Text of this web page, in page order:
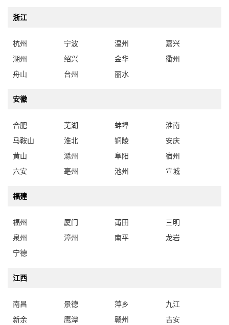
浙江
杭州 宁波 温州
嘉兴
湖州
绍兴 金华
衢州
舟山
台州 丽水
安徽
合肥 芜湖 蚌埠
淮南
马鞍山
淮北 铜陵
安庆
黄山
滁州 阜阳
宿州
六安
亳州 池州 宣城
福建
福州 厦门 莆田
三明
泉州
漳州 南平
龙岩
宁德
江西
南昌 景德 萍乡
九江
新余
鹰潭 赣州
吉安